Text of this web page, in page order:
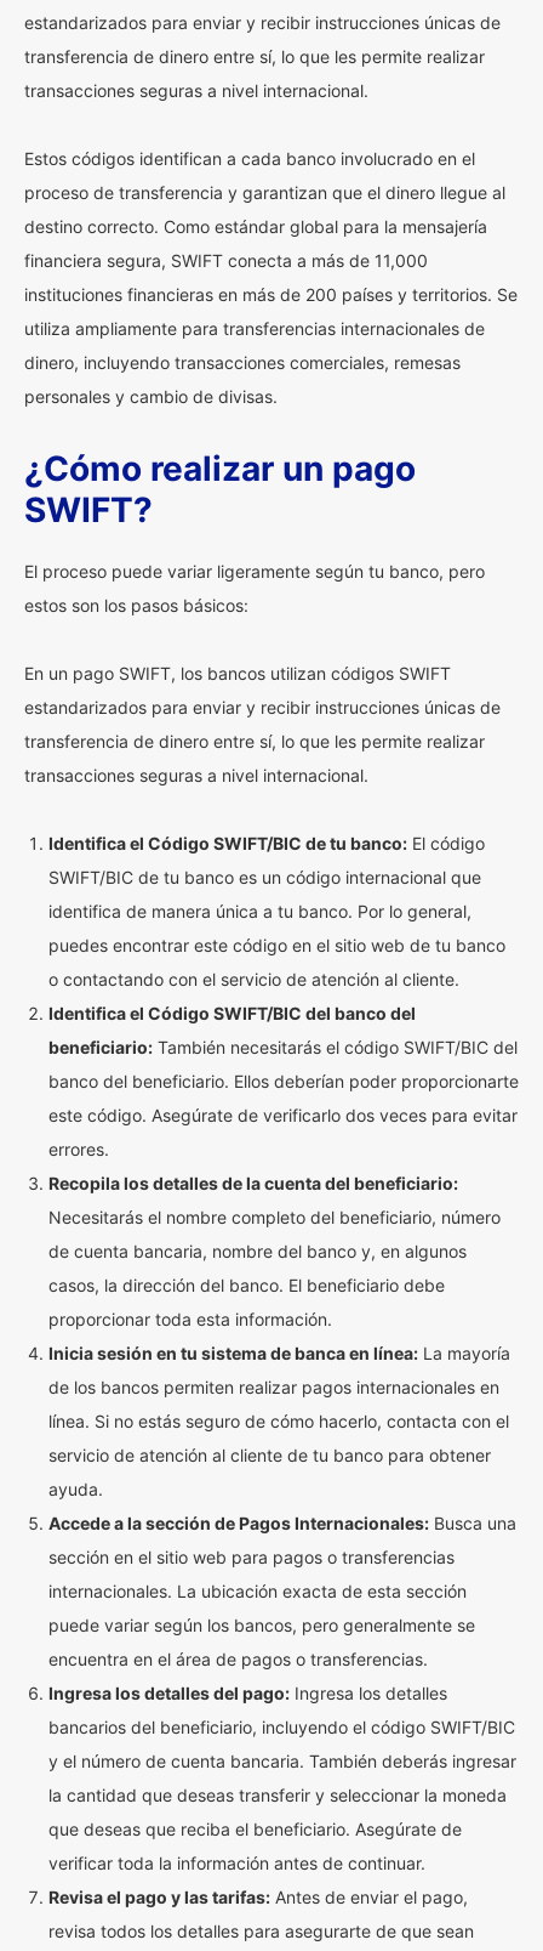
estandarizados para enviar y recibir instrucciones únicas de
transferencia de dinero entre sí, lo que les permite realizar
transacciones seguras a nivel internacional.
Estos códigos identifican a cada banco involucrado en el
proceso de transferencia y garantizan que el dinero llegue al
destino correcto. Como estándar global para la mensajería
financiera segura, SWIFT conecta a más de 11,000
instituciones financieras en más de 200 países y territorios. Se
utiliza ampliamente para transferencias internacionales de
dinero, incluyendo transacciones comerciales, remesas
personales y cambio de divisas.
¿Cómo realizar un pago
SWIFT?
El proceso puede variar ligeramente según tu banco, pero
estos son los pasos básicos:
En un pago SWIFT, los bancos utilizan códigos SWIFT
estandarizados para enviar y recibir instrucciones únicas de
transferencia de dinero entre sí, lo que les permite realizar
transacciones seguras a nivel internacional.
Identifica el Código SWIFT/BIC de tu banco: El código
SWIFT/BIC de tu banco es un código internacional que
identifica de manera única a tu banco. Por lo general,
puedes encontrar este código en el sitio web de tu banco
o contactando con el servicio de atención al cliente.
Identifica el Código SWIFT/BIC del banco del
beneficiario: También necesitarás el código SWIFT/BIC del
banco del beneficiario. Ellos deberían poder proporcionarte
este código. Asegúrate de verificarlo dos veces para evitar
errores.
Recopila los detalles de la cuenta del beneficiario:
Necesitarás el nombre completo del beneficiario, número
de cuenta bancaria, nombre del banco y, en algunos
casos, la dirección del banco. El beneficiario debe
proporcionar toda esta información.
Inicia sesión en tu sistema de banca en línea: La mayoría
de los bancos permiten realizar pagos internacionales en
línea. Si no estás seguro de cómo hacerlo, contacta con el
servicio de atención al cliente de tu banco para obtener
ayuda.
Accede a la sección de Pagos Internacionales: Busca una
sección en el sitio web para pagos o transferencias
internacionales. La ubicación exacta de esta sección
puede variar según los bancos, pero generalmente se
encuentra en el área de pagos o transferencias.
Ingresa los detalles del pago: Ingresa los detalles
bancarios del beneficiario, incluyendo el código SWIFT/BIC
y el número de cuenta bancaria. También deberás ingresar
la cantidad que deseas transferir y seleccionar la moneda
que deseas que reciba el beneficiario. Asegúrate de
verificar toda la información antes de continuar.
Revisa el pago y las tarifas: Antes de enviar el pago,
revisa todos los detalles para asegurarte de que sean